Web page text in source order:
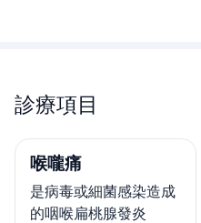
診療項目
喉嚨痛
是病毒或細菌感染造成
的咽喉扁桃腺發炎